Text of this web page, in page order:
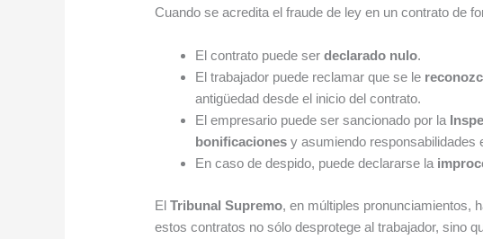
Cuando se acredita el fraude de ley en un contrato de
El contrato puede serdeclarado nulo.
El trabajador puede reclamar que se le
antigüedad desde el inicio del contrato.
El empresario puede ser sancionado por la
bonificaciones y asumiendo responsabilidades
En caso de despido, puede declararse la
ElTribunal Supremo, en múltiples pronunciamientos,
estos contratos no sólo desprotege al trabajador, sino